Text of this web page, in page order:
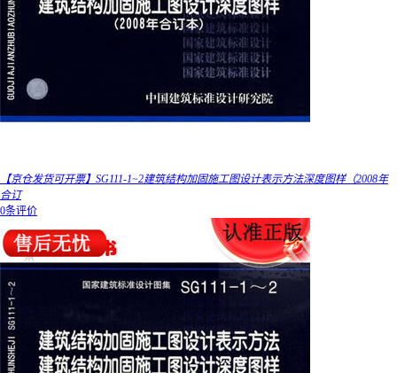
【京仓发货可开票】SG111-1~2建筑结构加固施工图设计表示方法深度图样（2008年
合订
0条评价